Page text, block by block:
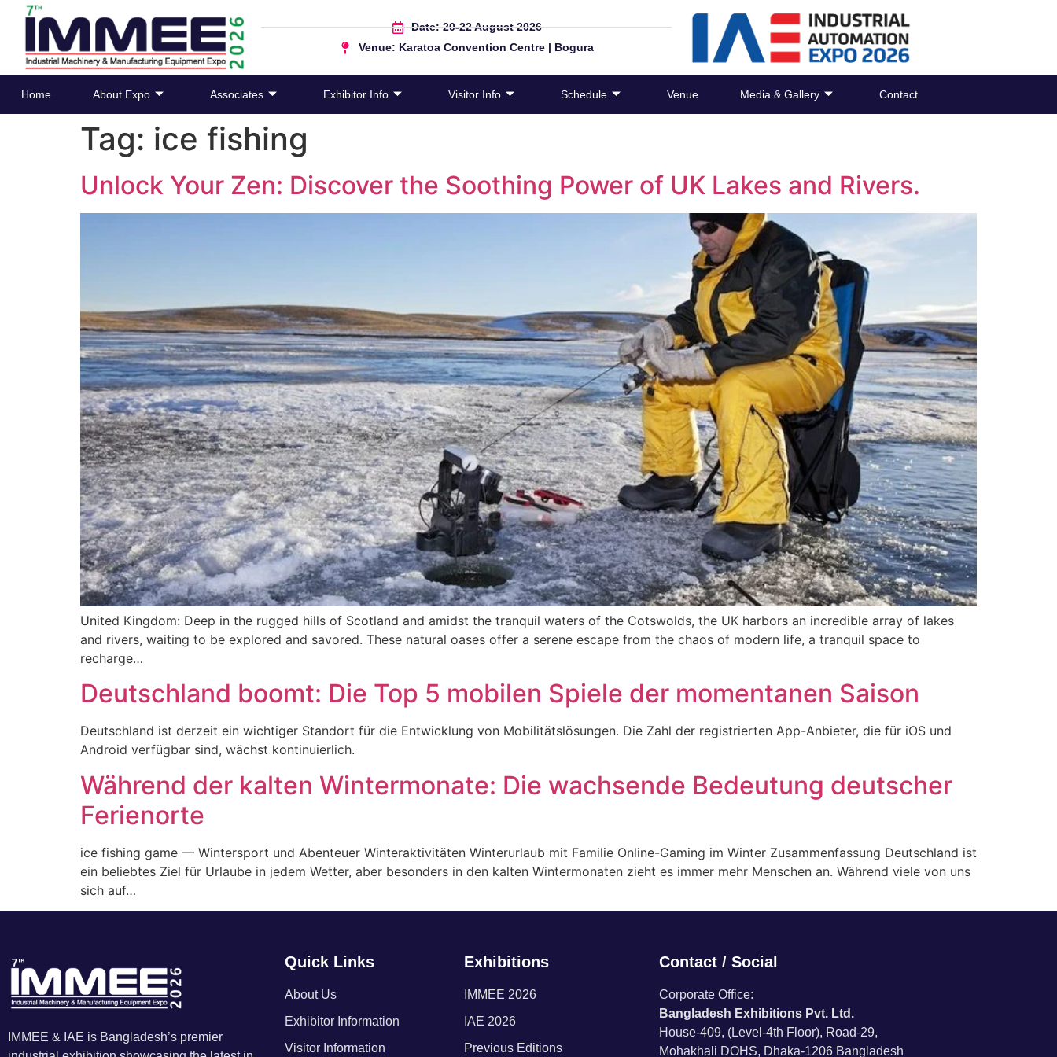
Date: 20-22 August 2026
Venue: Karatoa Convention Centre | Bogura
Home About Expo Associates Exhibitor Info Visitor Info Schedule Venue Media & Gallery Contact
Tag: ice fishing
Unlock Your Zen: Discover the Soothing Power of UK Lakes and Rivers.
United Kingdom: Deep in the rugged hills of Scotland and amidst the tranquil waters of the Cotswolds, the UK harbors an incredible array of lakes
and rivers, waiting to be explored and savored. These natural oases offer a serene escape from the chaos of modern life, a tranquil space to
recharge…
Deutschland boomt: Die Top 5 mobilen Spiele der momentanen Saison
Deutschland ist derzeit ein wichtiger Standort für die Entwicklung von Mobilitätslösungen. Die Zahl der registrierten App-Anbieter, die für iOS und
Android verfügbar sind, wächst kontinuierlich.
Während der kalten Wintermonate: Die wachsende Bedeutung deutscher
Ferienorte
ice fishing game — Wintersport und Abenteuer Winteraktivitäten Winterurlaub mit Familie Online-Gaming im Winter Zusammenfassung Deutschland ist
ein beliebtes Ziel für Urlaube in jedem Wetter, aber besonders in den kalten Wintermonaten zieht es immer mehr Menschen an. Während viele von uns
sich auf…
IMMEE & IAE is Bangladesh’s premier
Quick Links
About Us
Exhibitor Information
Visitor Information
Exhibitions
IMMEE 2026
IAE 2026
Previous Editions
Contact / Social
Corporate Office:
Bangladesh Exhibitions Pvt. Ltd.
House-409, (Level-4th Floor), Road-29,
Mohakhali DOHS, Dhaka-1206 Bangladesh